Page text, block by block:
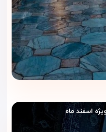
چرا هتل الماس ۱ مشهد را با
ویداگشتبه شما کمک می‌کند
داشته باشید. این هتل برای
حرم اقامت کنند و در کنار
اسفند ماه